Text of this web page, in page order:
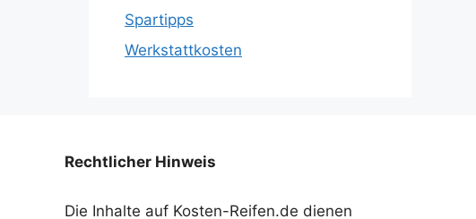
Spartipps
Werkstattkosten
Rechtlicher Hinweis
Die Inhalte auf Kosten-Reifen.de dienen